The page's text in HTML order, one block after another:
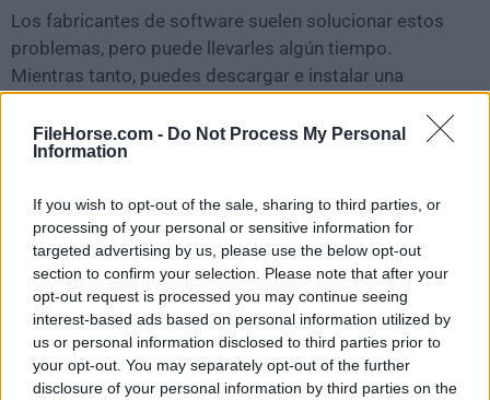
FileHorse.com - Do Not Process My Personal
Information
If you wish to opt-out of the sale, sharing to third parties, or
processing of your personal or sensitive information for
targeted advertising by us, please use the below opt-out
section to confirm your selection. Please note that after your
opt-out request is processed you may continue seeing
interest-based ads based on personal information utilized by
us or personal information disclosed to third parties prior to
your opt-out. You may separately opt-out of the further
disclosure of your personal information by third parties on the
Los fabricantes de software suelen solucionar estos
problemas, pero puede llevarles algún tiempo.
Mientras tanto, puedes descargar e instalar una
Para aquellos interesados en descargar la versión más
reseña, simplemente hazclic aquí.
Todas las versiones antiguas distribuidas en nuestro
sitio web son completamente libres de virus y están
disponibles para su descarga sin costo alguno.
Nos encantaría saber de ti